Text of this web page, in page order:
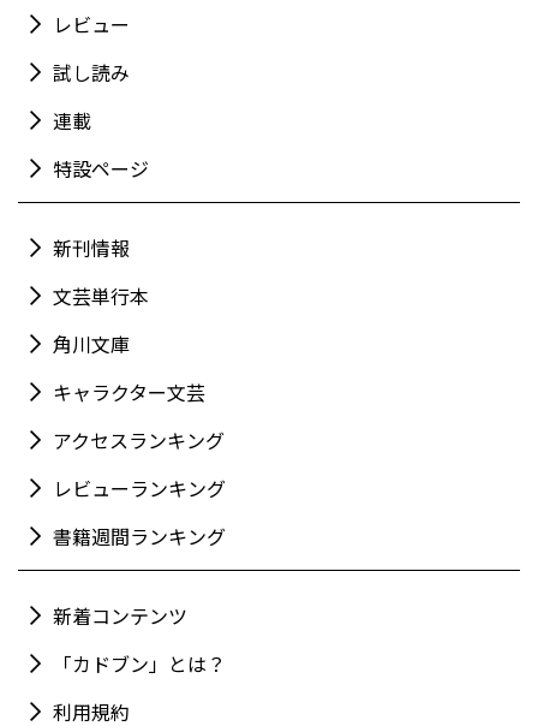
レビュー
試し読み
連載
特設ページ
新刊情報
文芸単行本
角川文庫
キャラクター文芸
アクセスランキング
レビューランキング
書籍週間ランキング
新着コンテンツ
「カドブン」とは？
利用規約